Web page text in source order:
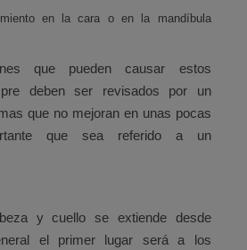
en la cara o en la mandíbula
que pueden causar estos
deben ser revisados por un
que no mejoran en unas pocas
que sea referido a un
y cuello se extiende desde
el primer lugar será a los